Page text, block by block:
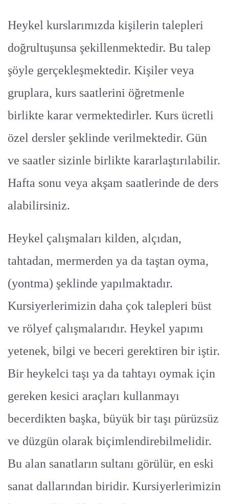
Heykel kurslarımızda kişilerin talepleri
doğrultuşunsa şekillenmektedir. Bu talep
şöyle gerçekleşmektedir. Kişiler veya
gruplara, kurs saatlerini öğretmenle
birlikte karar vermektedirler. Kurs ücretli
özel dersler şeklinde verilmektedir. Gün
ve saatler sizinle birlikte kararlaştırılabilir.
Hafta sonu veya akşam saatlerinde de ders
alabilirsiniz.
Heykel çalışmaları kilden, alçıdan,
tahtadan, mermerden ya da taştan oyma,
(yontma) şeklinde yapılmaktadır.
Kursiyerlerimizin daha çok talepleri büst
ve rölyef çalışmalarıdır. Heykel yapımı
yetenek, bilgi ve beceri gerektiren bir iştir.
Bir heykelci taşı ya da tahtayı oymak için
gereken kesici araçları kullanmayı
becerdikten başka, büyük bir taşı pürüzsüz
ve düzgün olarak biçimlendirebilmelidir.
Bu alan sanatların sultanı görülür, en eski
sanat dallarından biridir. Kursiyerlerimizin